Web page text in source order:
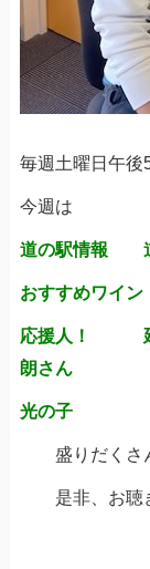
毎週土曜日午後
今週は
道の駅情報 道
おすすめワイ
応援人！ 延
朗さん
光の子
盛りだくさん
是非、お聴き